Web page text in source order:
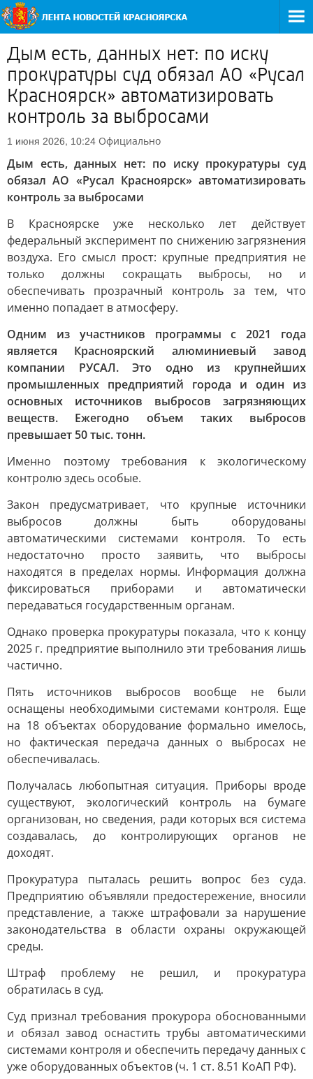
Дым есть, данных нет: по иску
прокуратуры суд обязал АО «Русал
Красноярск» автоматизировать
контроль за выбросами
1 июня 2026, 10:24 Официально
Дым есть, данных нет: по иску прокуратуры суд
обязал АО «Русал Красноярск» автоматизировать
контроль за выбросами
В Красноярске уже несколько лет действует
федеральный эксперимент по снижению загрязнения
воздуха. Его смысл прост: крупные предприятия не
только должны сокращать выбросы, но и
обеспечивать прозрачный контроль за тем, что
именно попадает в атмосферу.
Одним из участников программы с 2021 года
является Красноярский алюминиевый завод
компании РУСАЛ. Это одно из крупнейших
промышленных предприятий города и один из
основных источников выбросов загрязняющих
веществ. Ежегодно объем таких выбросов
превышает 50 тыс. тонн.
Именно поэтому требования к экологическому
контролю здесь особые.
Закон предусматривает, что крупные источники
выбросов должны быть оборудованы
автоматическими системами контроля. То есть
недостаточно просто заявить, что выбросы
находятся в пределах нормы. Информация должна
фиксироваться приборами и автоматически
передаваться государственным органам.
Однако проверка прокуратуры показала, что к концу
2025 г. предприятие выполнило эти требования лишь
частично.
Пять источников выбросов вообще не были
оснащены необходимыми системами контроля. Еще
на 18 объектах оборудование формально имелось,
но фактическая передача данных о выбросах не
обеспечивалась.
Получалась любопытная ситуация. Приборы вроде
существуют, экологический контроль на бумаге
организован, но сведения, ради которых вся система
создавалась, до контролирующих органов не
доходят.
Прокуратура пыталась решить вопрос без суда.
Предприятию объявляли предостережение, вносили
представление, а также штрафовали за нарушение
законодательства в области охраны окружающей
среды.
Штраф проблему не решил, и прокуратура
обратилась в суд.
Суд признал требования прокурора обоснованными
и обязал завод оснастить трубы автоматическими
системами контроля и обеспечить передачу данных с
уже оборудованных объектов (ч. 1 ст. 8.51 КоАП РФ).